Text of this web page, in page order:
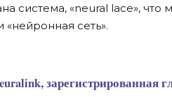
система, «neural lace»,
«нейронная сеть».
зарегистрированная